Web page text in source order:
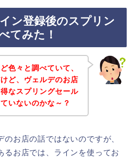
ン登録後のスプリン
てみた！
色々と調べていて、
ど、ヴェルデのお店
なスプリングセール
いないのかな～？
のお店の話ではないのですが、
るお店では、ラインを使ってお